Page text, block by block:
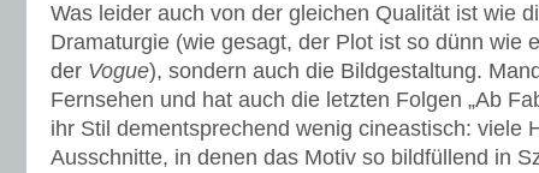
Was leider auch von der gleichen Qualität ist wie
Dramaturgie (wie gesagt, der Plot ist so dünn wie
der Vogue), sondern auch die Bildgestaltung.
Fernsehen und hat auch die letzten Folgen „Ab
ihr Stil dementsprechend wenig cineastisch: viele
Ausschnitte, in denen das Motiv so bildfüllend in